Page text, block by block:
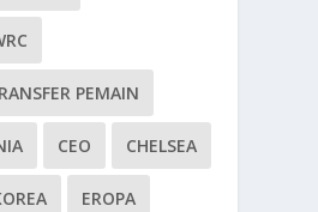
PEMAIN
CEO CHELSEA
EROPA